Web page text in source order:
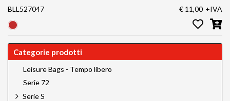
BLL527047 € 11,00 +IVA
Categorie prodotti
Leisure Bags - Tempo libero
Serie 72
Serie S